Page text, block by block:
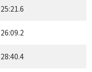
25:21.6
26:09.2
28:40.4